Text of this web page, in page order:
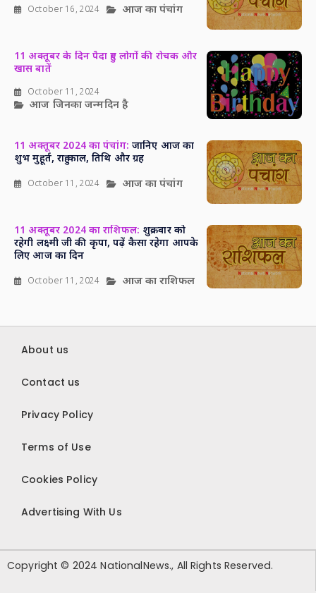
October 16, 2024 आज का पंचांग
11 अक्तूबर के दिन पैदा हुए लोगों की रोचक और
खास बातें
October 11, 2024
आज जिनका जन्मदिन है
11 अक्तूबर 2024 का पंचांग: जानिए आज का
शुभ मुहूर्त, राहु काल, तिथि और ग्रह
October 11, 2024 आज का पंचांग
11 अक्तूबर 2024 का राशिफल: शुक्रवार को
रहेगी लक्ष्मी जी की कृपा, पढ़ें कैसा रहेगा आपके
लिए आज का दिन
October 11, 2024 आज का राशिफल
About us
Contact us
Privacy Policy
Terms of Use
Cookies Policy
Advertising With Us
Copyright © 2024 NationalNews., All Rights Reserved.